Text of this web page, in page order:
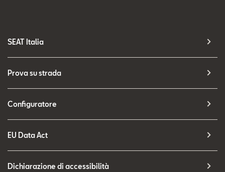
SEAT Italia
Prova su strada
Configuratore
EU Data Act
Dichiarazione di accessibilità